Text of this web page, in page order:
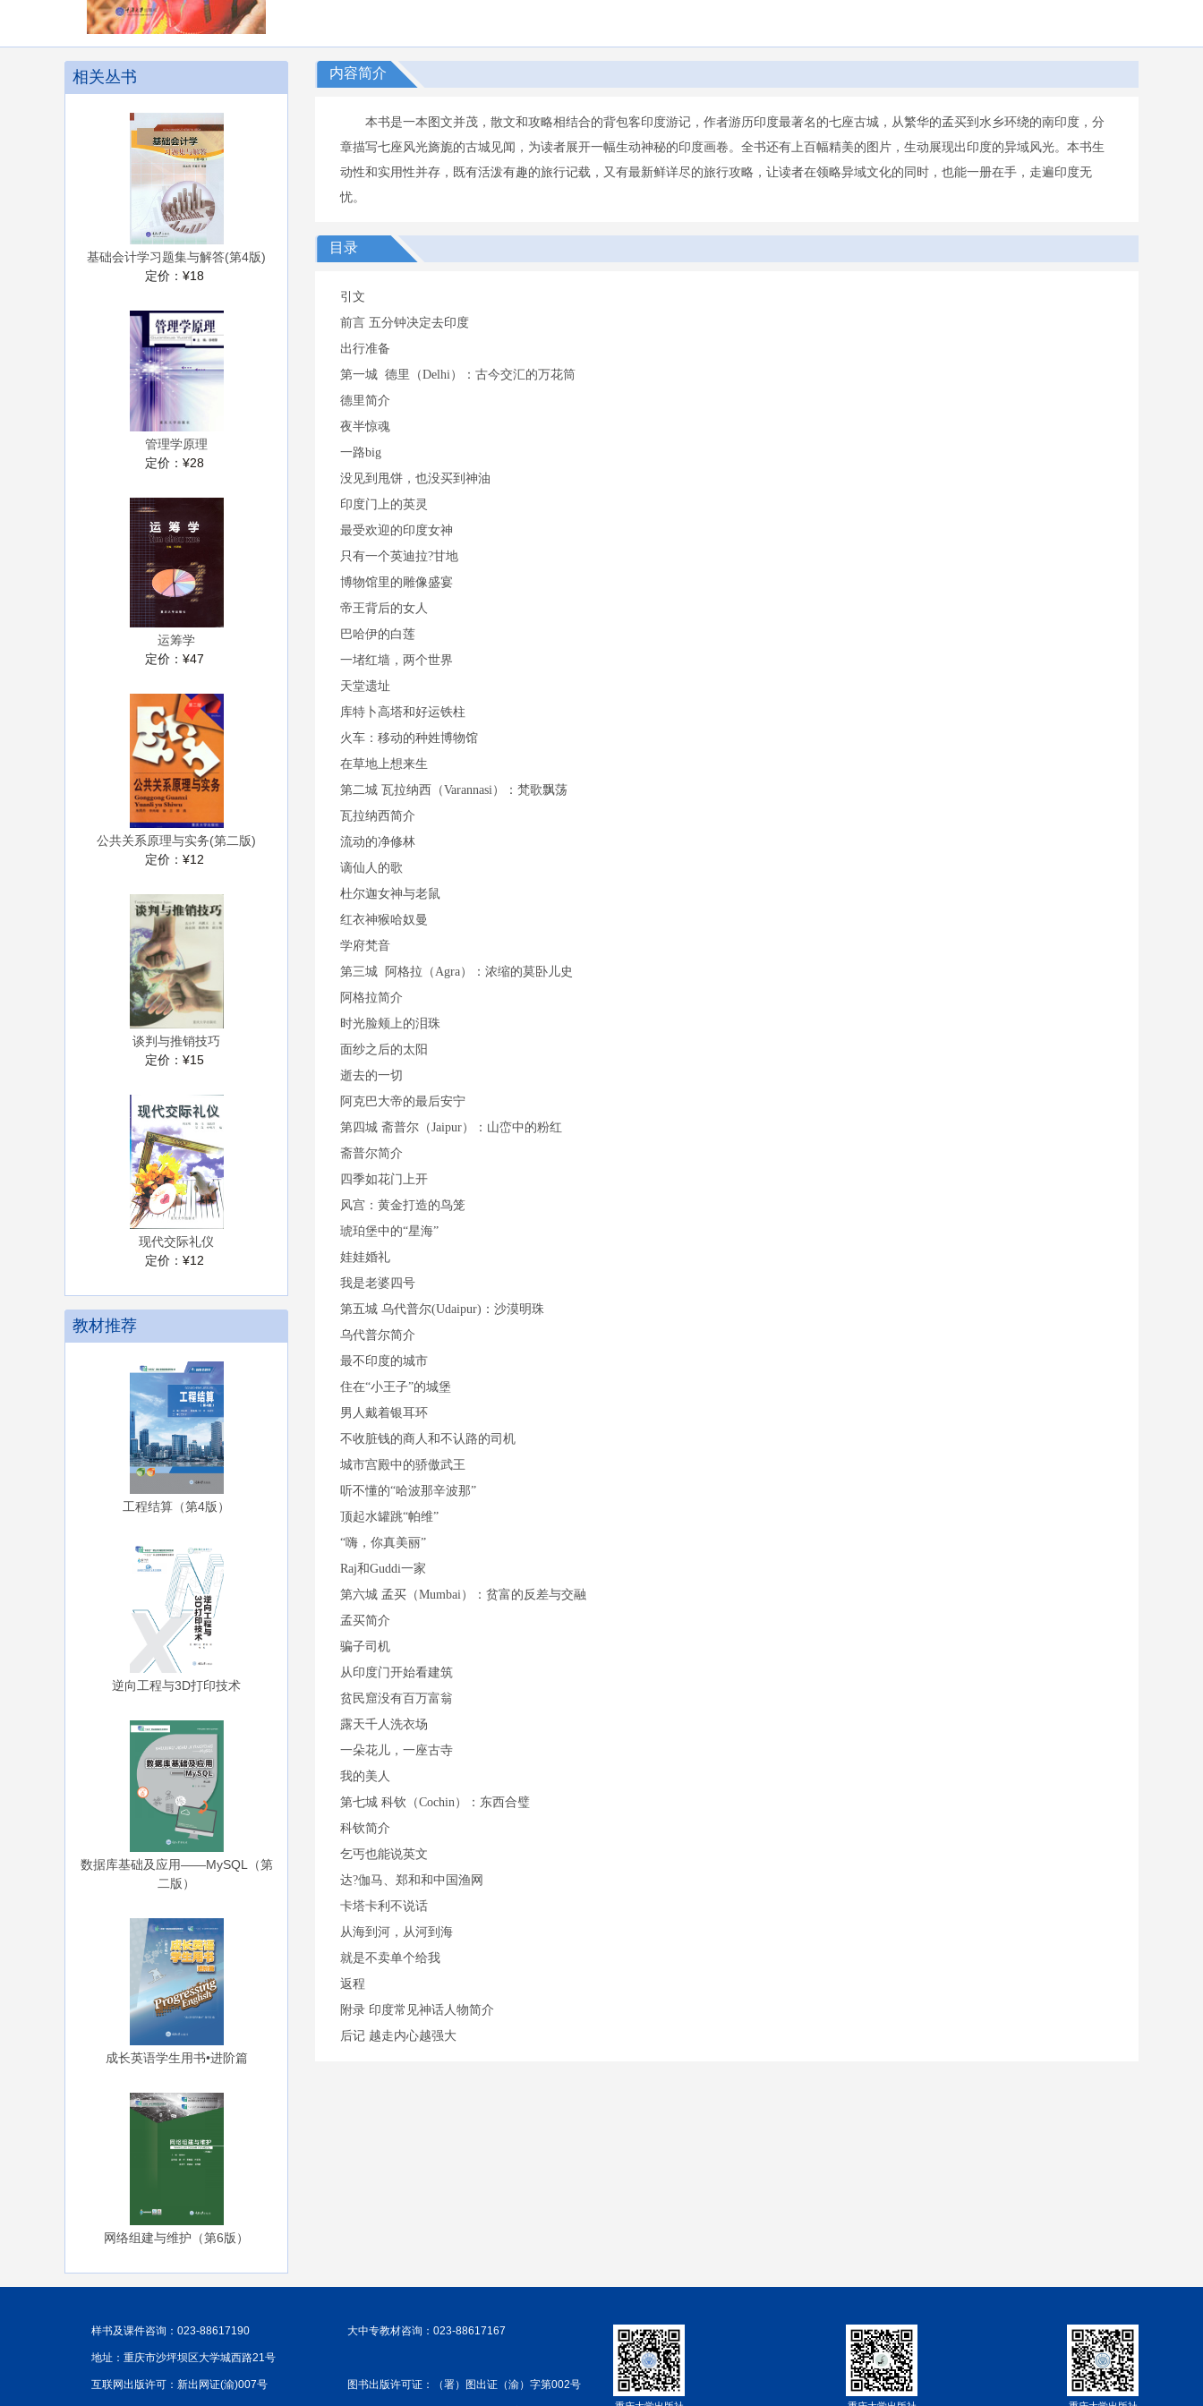
相关丛书
基础会计学习题集与解答(第4版)
定价： ¥18
管理学原理
定价： ¥28
运筹学
定价： ¥47
公共关系原理与实务(第二版)
定价： ¥12
谈判与推销技巧
定价： ¥15
现代交际礼仪
定价： ¥12
教材推荐
工程结算（第4版）
逆向工程与3D打印技术
数据库基础及应用——MySQL（第
二版）
成长英语学生用书•进阶篇
网络组建与维护（第6版）
内容简介
本书是一本图文并茂，散文和攻略相结合的背包客印度游记，作者游历印度最著名的七座古城，从繁华的孟买到水乡环绕的南印度，分
章描写七座风光旖旎的古城见闻，为读者展开一幅生动神秘的印度画卷。全书还有上百幅精美的图片，生动展现出印度的异域风光。本书生
动性和实用性并存，既有活泼有趣的旅行记载，又有最新鲜详尽的旅行攻略，让读者在领略异域文化的同时，也能一册在手，走遍印度无
忧。
目录
引文
前言 五分钟决定去印度
出行准备
第一城 德里（Delhi）：古今交汇的万花筒
德里简介
夜半惊魂
一路big
没见到甩饼，也没买到神油
印度门上的英灵
最受欢迎的印度女神
只有一个英迪拉?甘地
博物馆里的雕像盛宴
帝王背后的女人
巴哈伊的白莲
一堵红墙，两个世界
天堂遗址
库特卜高塔和好运铁柱
火车：移动的种姓博物馆
在草地上想来生
第二城 瓦拉纳西（Varannasi）：梵歌飘荡
瓦拉纳西简介
流动的净修林
谪仙人的歌
杜尔迦女神与老鼠
红衣神猴哈奴曼
学府梵音
第三城 阿格拉（Agra）：浓缩的莫卧儿史
阿格拉简介
时光脸颊上的泪珠
面纱之后的太阳
逝去的一切
阿克巴大帝的最后安宁
第四城 斋普尔（Jaipur）：山峦中的粉红
斋普尔简介
四季如花门上开
风宫：黄金打造的鸟笼
琥珀堡中的“星海”
娃娃婚礼
我是老婆四号
第五城 乌代普尔(Udaipur)：沙漠明珠
乌代普尔简介
最不印度的城市
住在“小王子”的城堡
男人戴着银耳环
不收脏钱的商人和不认路的司机
城市宫殿中的骄傲武王
听不懂的“哈波那辛波那”
顶起水罐跳“帕维”
“嗨，你真美丽”
Raj和Guddi一家
第六城 孟买（Mumbai）：贫富的反差与交融
孟买简介
骗子司机
从印度门开始看建筑
贫民窟没有百万富翁
露天千人洗衣场
一朵花儿，一座古寺
我的美人
第七城 科钦（Cochin）：东西合璧
科钦简介
乞丐也能说英文
达?伽马、郑和和中国渔网
卡塔卡利不说话
从海到河，从河到海
就是不卖单个给我
返程
附录 印度常见神话人物简介
后记 越走内心越强大
样书及课件咨询：023-88617190 大中专教材咨询：023-88617167
地址：重庆市沙坪坝区大学城西路21号
互联网出版许可：新出网证(渝)007号 图书出版许可证：（署）图出证（渝）字第002号